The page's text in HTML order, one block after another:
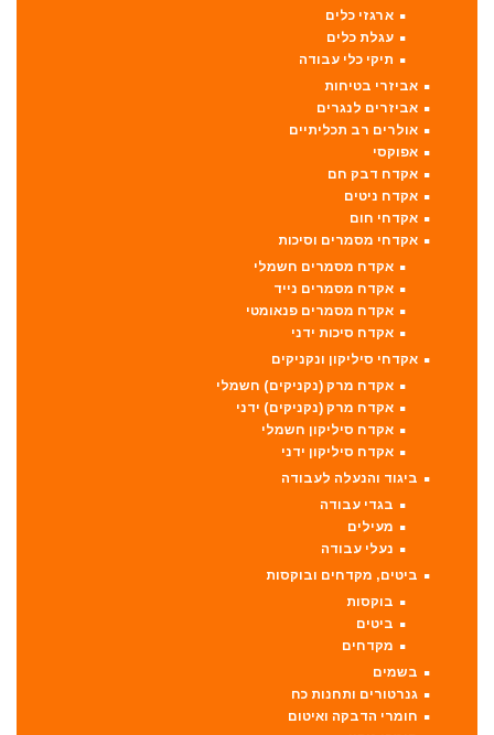
ארגזי כלים
עגלת כלים
תיקי כלי עבודה
אביזרי בטיחות
אביזרים לנגרים
אולרים רב תכליתיים
אפוקסי
אקדח דבק חם
אקדח ניטים
אקדחי חום
אקדחי מסמרים וסיכות
אקדח מסמרים חשמלי
אקדח מסמרים נייד
אקדח מסמרים פנאומטי
אקדח סיכות ידני
אקדחי סיליקון ונקניקים
אקדח מרק (נקניקים) חשמלי
אקדח מרק (נקניקים) ידני
אקדח סיליקון חשמלי
אקדח סיליקון ידני
ביגוד והנעלה לעבודה
בגדי עבודה
מעילים
נעלי עבודה
ביטים, מקדחים ובוקסות
בוקסות
ביטים
מקדחים
בשמים
גנרטורים ותחנות כח
חומרי הדבקה ואיטום